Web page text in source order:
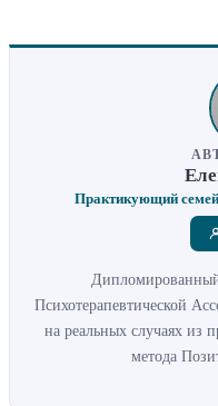
Практикующий
Психотерапевтической
на реальных случаях из
метода